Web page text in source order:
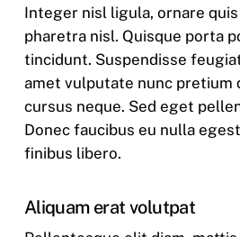
Integer nisl ligula, ornare
pharetra nisl. Quisque porta
tincidunt. Suspendisse
amet vulputate nunc pretium
cursus neque. Sed eget
Donec faucibus eu nulla
finibus libero.
Aliquam erat volutpat